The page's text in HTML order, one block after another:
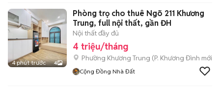
4 phút trước 4
Phòng trọ cho thuê Ngõ 211 Khương
Trung, full nội thất, gần ĐH
Nội thất đầy đủ
4 triệu/tháng
Phường Khương Trung (P. Khương Đình mới)
Cộng Đồng Nhà Đất